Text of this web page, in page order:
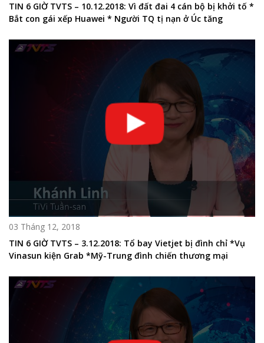
TIN 6 GIỜ TVTS – 10.12.2018: Vì đất đai 4 cán bộ bị khởi tố *
Bắt con gái xếp Huawei * Người TQ tị nạn ở Úc tăng
03 Tháng 12, 2018
TIN 6 GIỜ TVTS – 3.12.2018: Tổ bay Vietjet bị đình chỉ *Vụ
Vinasun kiện Grab *Mỹ-Trung đình chiến thương mại